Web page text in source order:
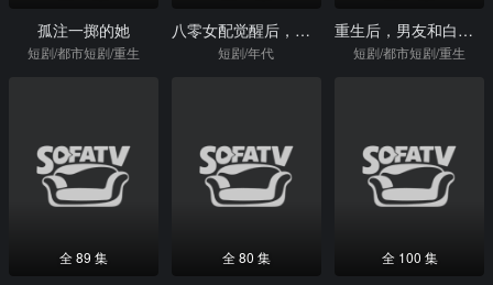
孤注一掷的她
短剧/都市短剧/重生
八零女配觉醒后，惹得竹马心乱颤
短剧/年代
重生后，男友和白月光每秒被我打脸
短剧/都市短剧/重生
全 89 集 全 80 集 全 100 集